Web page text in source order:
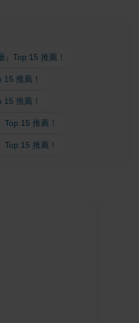
Top 15 推薦！
15 推薦！
15 推薦！
Top 15 推薦！
Top 15 推薦！